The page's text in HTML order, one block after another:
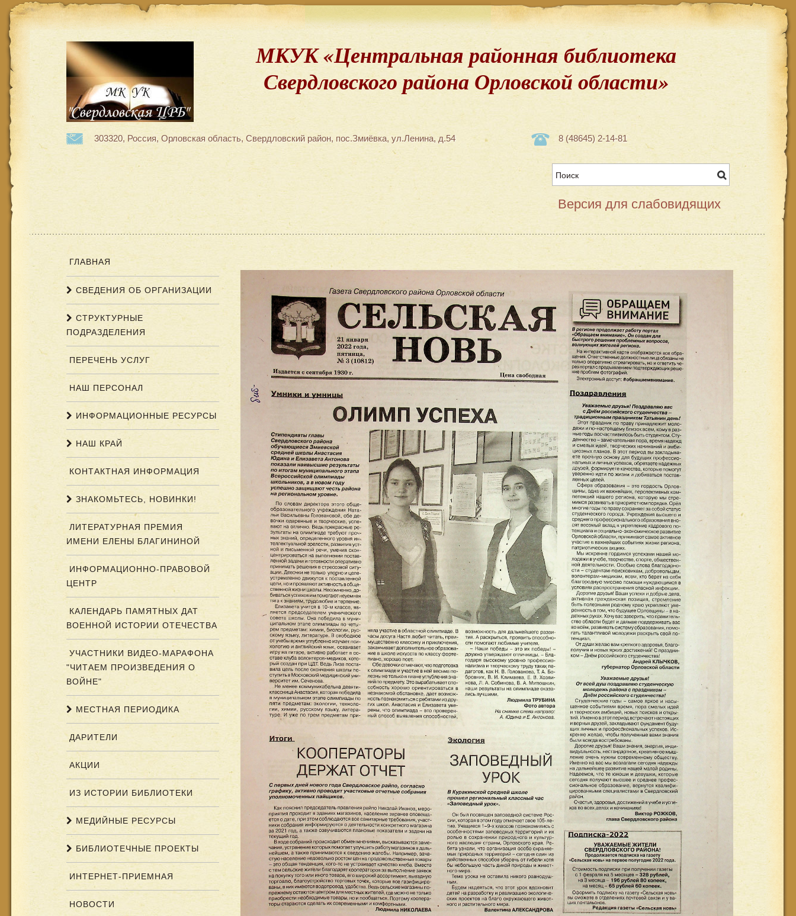
МКУК «Центральная районная библиотека
Свердловского района Орловской области»
303320, Россия, Орловская область, Свердловский район, пос.Змиёвка, ул.Ленина, д.54 8 (48645) 2-14-81
Версия для слабовидящих
ГЛАВНАЯ
СВЕДЕНИЯ ОБ ОРГАНИЗАЦИИ
СТРУКТУРНЫЕ
ПОДРАЗДЕЛЕНИЯ
ПЕРЕЧЕНЬ УСЛУГ
НАШ ПЕРСОНАЛ
ИНФОРМАЦИОННЫЕ РЕСУРСЫ
НАШ КРАЙ
КОНТАКТНАЯ ИНФОРМАЦИЯ
ЗНАКОМЬТЕСЬ, НОВИНКИ!
ЛИТЕРАТУРНАЯ ПРЕМИЯ
ИМЕНИ ЕЛЕНЫ БЛАГИНИНОЙ
ИНФОРМАЦИОННО-ПРАВОВОЙ
ЦЕНТР
КАЛЕНДАРЬ ПАМЯТНЫХ ДАТ
ВОЕННОЙ ИСТОРИИ ОТЕЧЕСТВА
УЧАСТНИКИ ВИДЕО-МАРАФОНА
"ЧИТАЕМ ПРОИЗВЕДЕНИЯ О
ВОЙНЕ"
МЕСТНАЯ ПЕРИОДИКА
ДАРИТЕЛИ
АКЦИИ
ИЗ ИСТОРИИ БИБЛИОТЕКИ
МЕДИЙНЫЕ РЕСУРСЫ
БИБЛИОТЕЧНЫЕ ПРОЕКТЫ
ИНТЕРНЕТ-ПРИЕМНАЯ
НОВОСТИ